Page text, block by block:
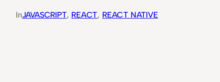
InJAVASCRIPT, REACT, REACT NATIVE